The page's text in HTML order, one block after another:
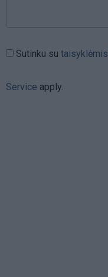
Sutinku su taisyklėmis
Service apply.